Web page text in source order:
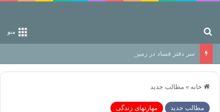
منو
سر دفتر فساد در زمین‌، دوری وکناره‌گیری از راه خداست‌!
خانه » مطالب جدید
مطالب جدید مهارتهای زندگی